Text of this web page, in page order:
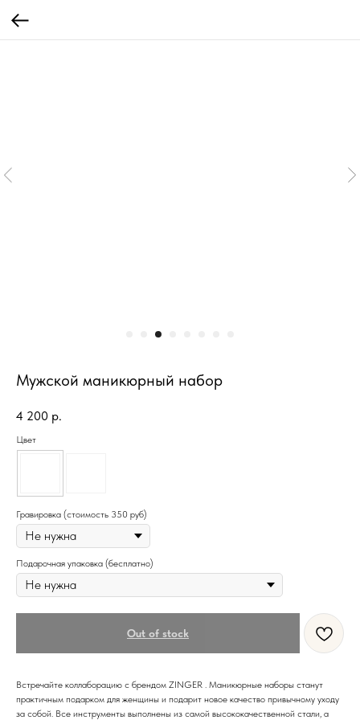
Мужской маникюрный набор
4 200 р.
Цвет
Гравировка (стоимость 350 руб)
Подарочная упаковка (бесплатно)
Out of stock
Встречайте коллаборацию с брендом ZINGER . Маникюрные наборы станут
практичным подарком для женщины и подарит новое качество привычному уходу
за собой. Все инструменты выполнены из самой высококачественной стали, а